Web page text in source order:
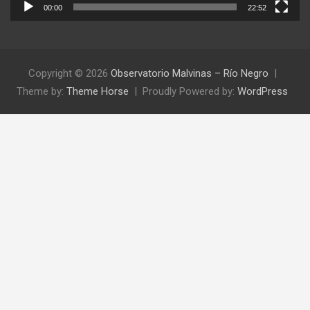
00:00 22:52
Copyright © 2026 Observatorio Malvinas – Río Negro
Theme by: Theme Horse Proudly Powered by: WordPress